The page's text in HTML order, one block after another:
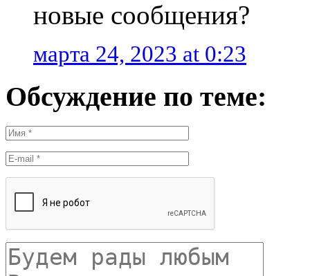
новые сообщения?
марта 24, 2023 at 0:23
Обсуждение по теме: